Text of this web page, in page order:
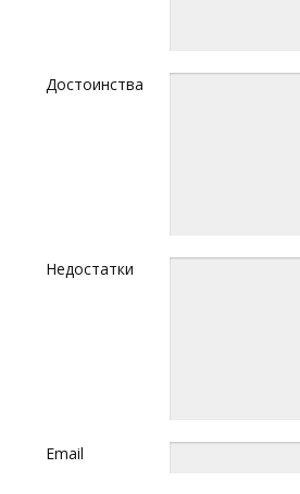
Достоинства
Недостатки
Email